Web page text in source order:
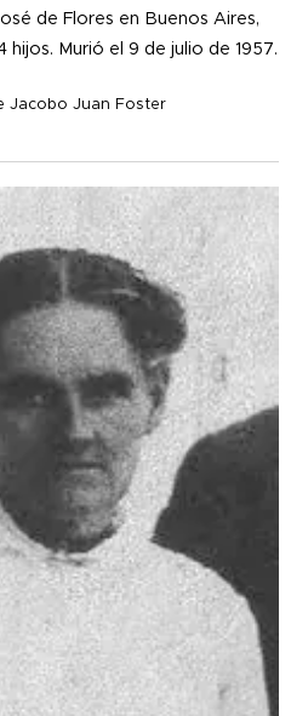
de Flores en Buenos Aires,
Murió el 9 de julio de 1957.
Jacobo Juan Foster